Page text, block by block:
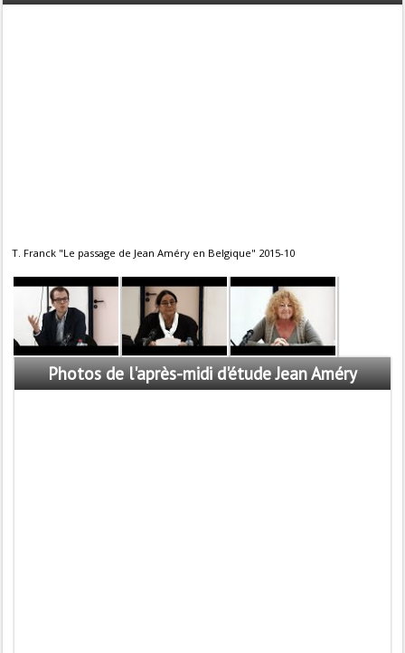
T. Franck "Le passage de Jean Améry en Belgique" 2015-10
Photosde l'après-midi d'étude Jean Améry